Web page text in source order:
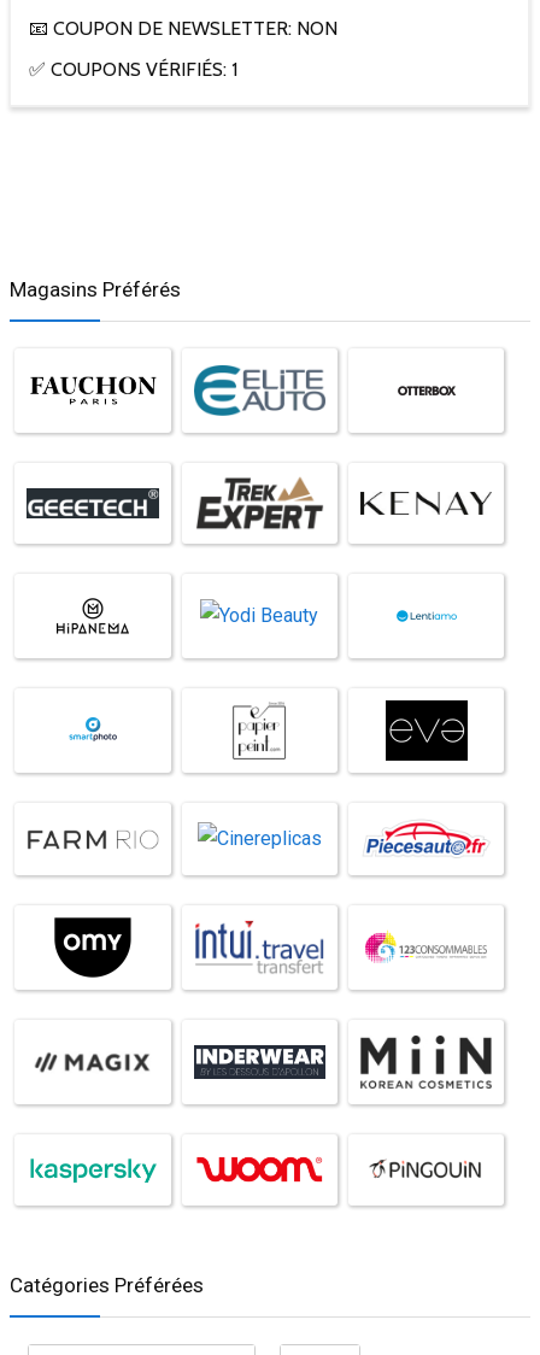
📧 COUPON DE NEWSLETTER: NON
✅ COUPONS VÉRIFIÉS: 1
Magasins Préférés
Catégories Préférées